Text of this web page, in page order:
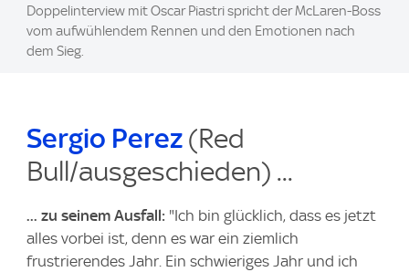
Doppelinterview mit Oscar Piastri spricht der McLaren-Boss
vom aufwühlendem Rennen und den Emotionen nach
dem Sieg.
Sergio Perez (Red
Bull/ausgeschieden) ...
... zu seinem Ausfall: "Ich bin glücklich, dass es jetzt
alles vorbei ist, denn es war ein ziemlich
frustrierendes Jahr. Ein schwieriges Jahr und ich